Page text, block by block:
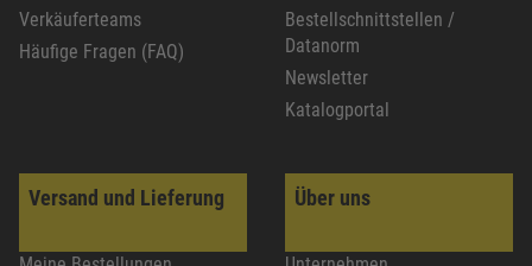
Verkäuferteams
Häufige Fragen (FAQ)
Bestellschnittstellen /
Datanorm
Newsletter
Katalogportal
Versand und Lieferung Über uns